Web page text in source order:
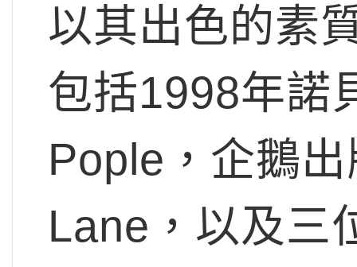
以其出色的素
包括1998年諾
Pople，企鵝
Lane，以及三